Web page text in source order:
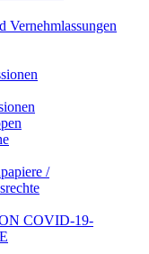
Vernehmlassungen
/
COVID-19-